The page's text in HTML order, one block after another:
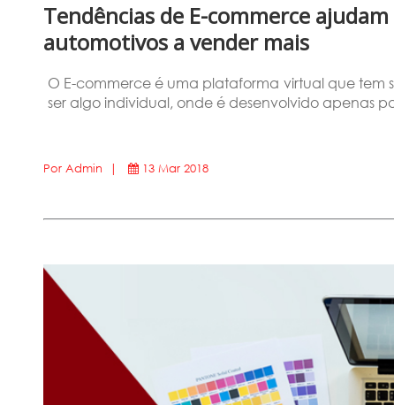
Tendências de E-commerce
automotivos a vender mais
O E-commerce é uma plataforma virtual que
ser algo individual, onde é desenvolvido apenas
Por Admin | 13 Mar 2018